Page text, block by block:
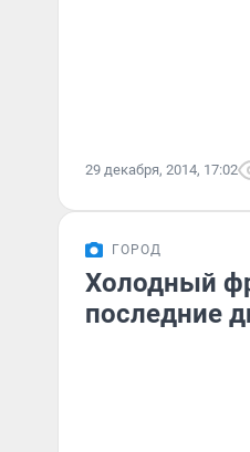
29 декабря, 2014, 17:02
ГОРОД
Холодный
последние